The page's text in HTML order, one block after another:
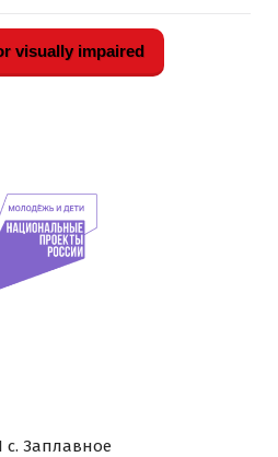
visually impaired
Заплавное